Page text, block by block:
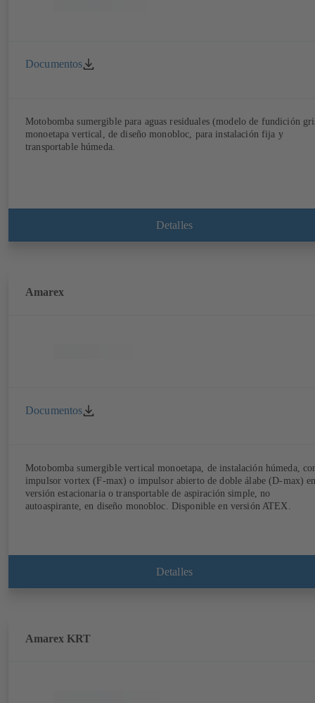
Documentos
Motobomba sumergible para aguas residuales (modelo de fundición
monoetapa vertical, de diseño monobloc, para instalación fija y
transportable húmeda.
Detalles
Amarex
Documentos
Motobomba sumergible vertical monoetapa, de instalación húmeda,
impulsor vortex (F-max) o impulsor abierto de doble álabe (D-max)
versión estacionaria o transportable de aspiración simple, no
autoaspirante, en diseño monobloc. Disponible en versión ATEX.
Detalles
Amarex KRT